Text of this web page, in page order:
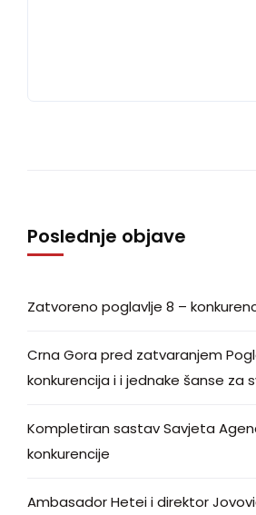
Poslednje objave
Zatvoreno poglavlje 8 –
Crna Gora pred zatvaranjem
konkurencija i i jednake šanse za
Kompletiran sastav Savjeta
konkurencije
Ambasador Hetei i direktor